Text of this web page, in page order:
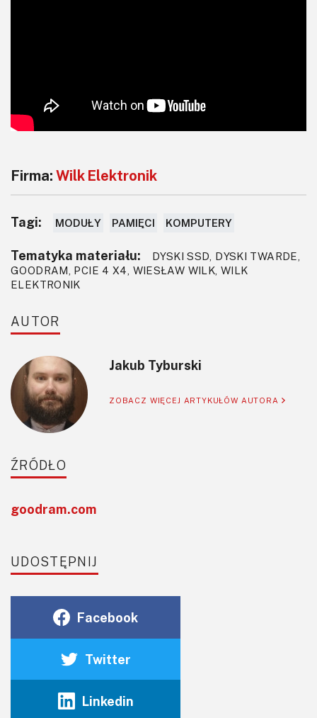
Firma: Wilk Elektronik
Tagi: MODUŁY PAMIĘCI KOMPUTERY
Tematyka materiału:
DYSKI SSD, DYSKI TWARDE,
GOODRAM, PCIE 4 X4, WIESŁAW WILK, WILK
ELEKTRONIK
AUTOR
Jakub Tyburski
ZOBACZ WIĘCEJ ARTYKUŁÓW AUTORA
ŹRÓDŁO
goodram.com
UDOSTĘPNIJ
Facebook
Twitter
Linkedin